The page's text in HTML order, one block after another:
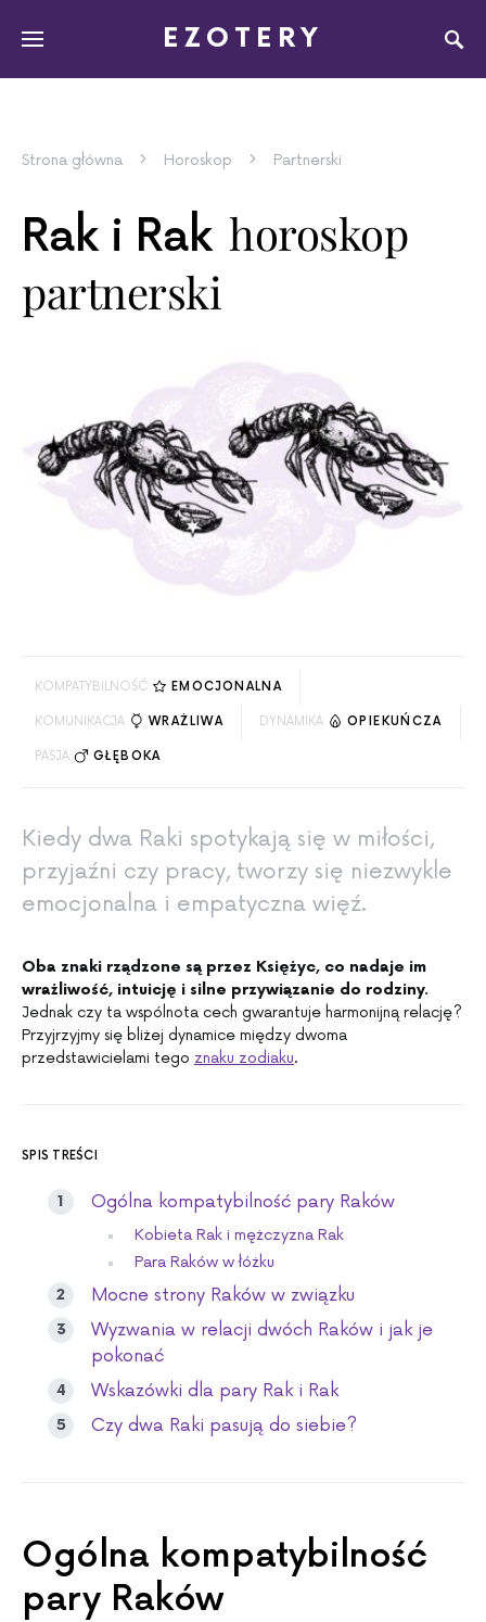
EZOTERY
Strona główna Horoskop Partnerski
Rak i Rak horoskop
partnerski
KOMPATYBILNOŚĆ EMOCJONALNA
KOMUNIKACJA WRAŻLIWA DYNAMIKA OPIEKUŃCZA
PASJA GŁĘBOKA
Kiedy dwa Raki spotykają się w miłości,
przyjaźni czy pracy, tworzy się niezwykle
emocjonalna i empatyczna więź.
Oba znaki rządzone są przez Księżyc, co nadaje im
wrażliwość, intuicję i silne przywiązanie do rodziny.
Jednak czy ta wspólnota cech gwarantuje harmonijną relację?
Przyjrzyjmy się bliżej dynamice między dwoma
przedstawicielami tego znaku zodiaku.
SPIS TREŚCI
Ogólna kompatybilność pary Raków
Kobieta Rak i mężczyzna Rak
Para Raków w łóżku
Mocne strony Raków w związku
Wyzwania w relacji dwóch Raków i jak je
pokonać
Wskazówki dla pary Rak i Rak
Czy dwa Raki pasują do siebie?
Ogólna kompatybilność
pary Raków